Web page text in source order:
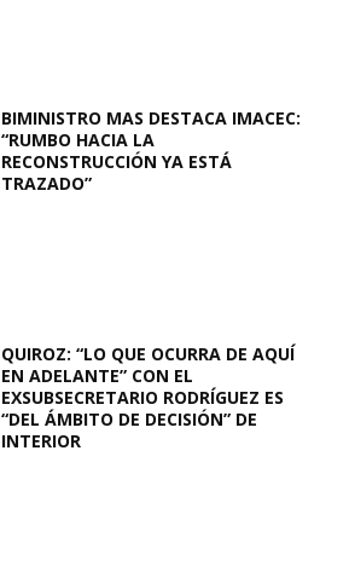
BIMINISTRO MAS DESTACA IMACEC:
“RUMBO HACIA LA
RECONSTRUCCIÓN YA ESTÁ
TRAZADO”
QUIROZ: “LO QUE OCURRA DE AQUÍ
EN ADELANTE” CON EL
EXSUBSECRETARIO RODRÍGUEZ ES
“DEL ÁMBITO DE DECISIÓN” DE
INTERIOR